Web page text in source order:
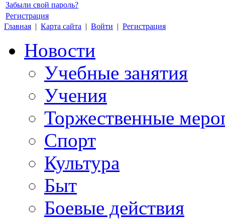
Забыли свой пароль?
Регистрация
Главная | Карта сайта | Войти | Регистрация
Новости
Учебные занятия
Учения
Торжественные
Спорт
Культура
Быт
Боевые действия